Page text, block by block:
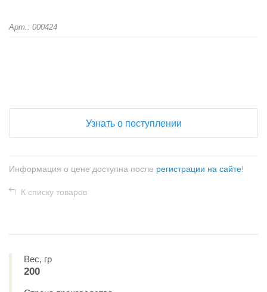
Арт.: 000424
Узнать о поступлении
Информация о цене доступна после регистрации на сайте!
К списку товаров
Вес, гр
200